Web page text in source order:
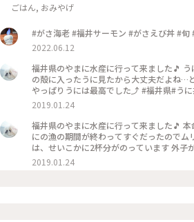
ごはん, おみやげ
#がさ海老 #福井サーモン #がさえび丼 #
2022.06.12
福井県のやまに水産に行って来ました🎵 うに丼～✨ うに大好き⤴️ ミョウバンに浸かってるかな～、でも店頭でうに
の殻に入ったうに見たから大丈夫だよね…とちょっと考えて、や
やっぱりうには最
2019.01.24
福井県のやまに水産に行って来ました🎵 本命、せいこかに丼です✨ 期間限定のせいこかに丼を頂きました せいこか
にの漁の期間が終わってすぐだったのでム
は、せいこかに2杯分がのっています 外子
セントに かに身も内子もかに味噌も、ぜ～んぶ美味しい‼️ 大満足でした😋 #福井県#や
こかに丼#冬のごちそう
2019.01.24